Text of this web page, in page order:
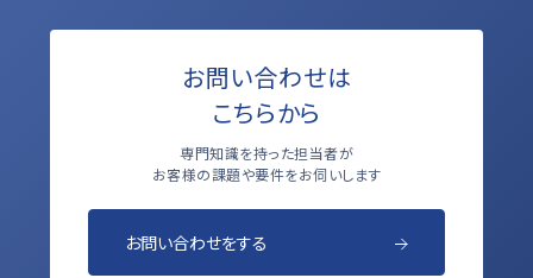
お問い合わせは
こちらから
専門知識を持った担当者が
お客様の課題や要件をお伺いします
お問い合わせをする